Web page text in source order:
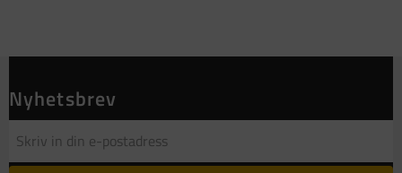
Nyhetsbrev